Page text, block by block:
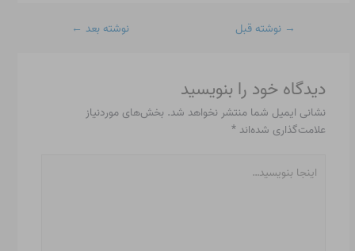
→ نوشته قبل نوشته بعد ←
دیدگاه‌ خود را بنویسید
نشانی ایمیل شما منتشر نخواهد شد. بخش‌های موردنیاز
علامت‌گذاری شده‌اند *
بنویسید…